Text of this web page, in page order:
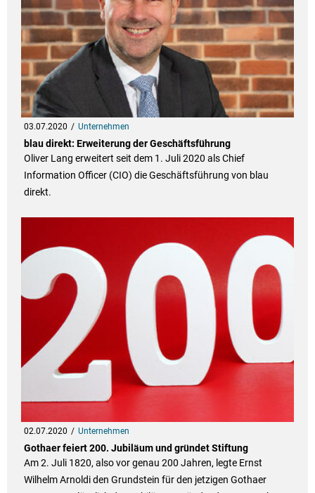
03.07.2020 Unternehmen
blau direkt: Erweiterung der Geschäftsführung
Oliver Lang erweitert seit dem 1. Juli 2020 als Chief
Information Officer (CIO) die Geschäftsführung von blau
direkt.
02.07.2020 Unternehmen
Gothaer feiert 200. Jubiläum und gründet Stiftung
Am 2. Juli 1820, also vor genau 200 Jahren, legte Ernst
Wilhelm Arnoldi den Grundstein für den jetzigen Gothaer